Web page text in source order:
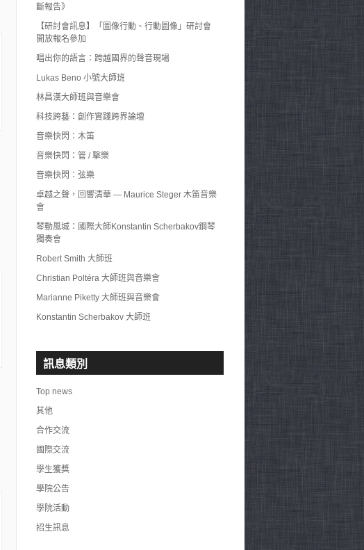
斷報告》
【研討會訊息】「圖像行動、行動圖像」研討會
開放報名參加
唱出你的語言：跨越國界的聲音現場
Lukas Beno 小號大師班
林昌漢大師班與音樂會
科技跨藝：創作實踐跨界論壇
音樂快閃：木笛
音樂快閃：管 / 擊樂
音樂快閃：弦樂
卓越之聲，回響清華 — Maurice Steger 木笛音樂
會
琴動風城：國際大師Konstantin Scherbakov鋼琴
獨奏會
Robert Smith 大師班
Christian Poltéra 大師班與音樂會
Marianne Piketty 大師班與音樂會
Konstantin Scherbakov 大師班
訊息類別
Top news
其他
合作交流
國際交流
學生獲獎
學院公告
學院活動
招生訊息